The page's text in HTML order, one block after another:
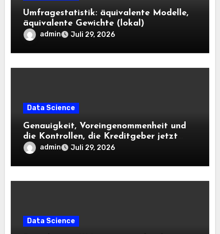
Umfragestatistik: äquivalente Modelle,
äquivalente Gewichte (lokal)
admin Juli 29, 2026
Data Science
Genauigkeit, Voreingenommenheit und
die Kontrollen, die Kreditgeber jetzt
benötigen |
admin Juli 29, 2026
Data Science